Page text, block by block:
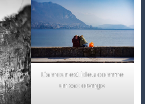
L’amour est bleu comme
un sac orange